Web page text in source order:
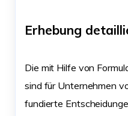
Erhebung
Die mit Hilfe von
sind für Unternehmen
fundierte